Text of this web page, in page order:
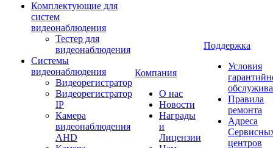
Комплектующие для
систем
видеонаблюдения
Тестер для
видеонаблюдения
Системы
видеонаблюдения
Видеорегистратор
Видеорегистратор
IP
Камера
видеонаблюдения
AHD
Компания
О нас
Новости
Награды
и
Лицензии
Поддержка
Условия
Правила
ремонта
Адреса
центров